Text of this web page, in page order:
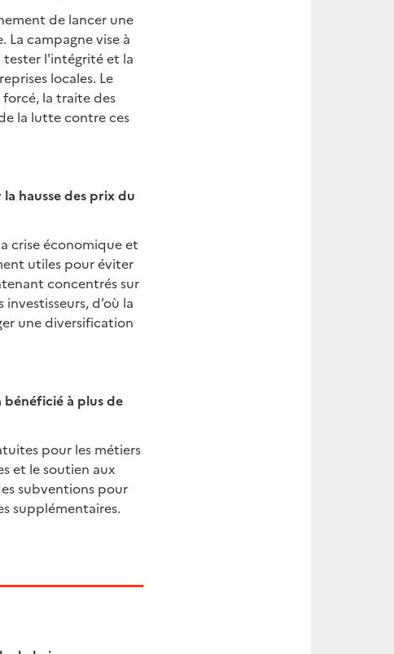
de lancer une
campagne vise à
tester l'intégrité et la
locales. Le
la traite des
la lutte contre ces
hausse des prix du
crise économique et
utiles pour éviter
concentrés sur
d’où la
une diversification
à plus de
pour les métiers
et le soutien aux
subventions pour
supplémentaires.